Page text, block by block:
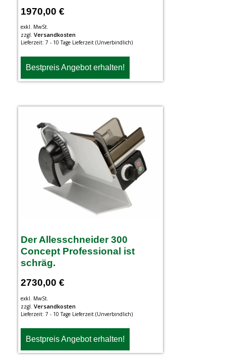
1970,00 €
exkl. MwSt.
zzgl. Versandkosten
Lieferzeit: 7 - 10 Tage Lieferzeit (Unverbindlich)
Bestpreis Angebot erhalten!
Der Allesschneider 300
Concept Professional ist
schräg.
2730,00 €
exkl. MwSt.
zzgl. Versandkosten
Lieferzeit: 7 - 10 Tage Lieferzeit (Unverbindlich)
Bestpreis Angebot erhalten!